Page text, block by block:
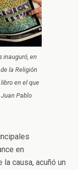
inauguró, en
la Religión
en el que
Pablo
en
causa, acuñó un